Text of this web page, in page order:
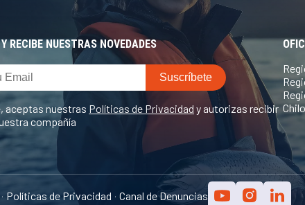
RECIBE NUESTRAS NOVEDADES
aceptas nuestras Políticas de Privacidad y autorizas recibir
compañía
· Políticas de Privacidad · Canal de Denuncias